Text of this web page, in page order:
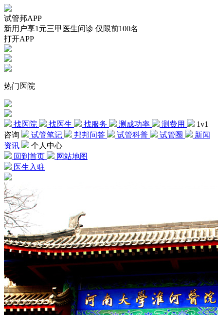
试管邦APP
新用户享1元三甲医生问诊 仅限前100名
打开APP
热门医院
找医院 找医生 找服务 测成功率 测费用
1v1
咨询
试管笔记 邦邦问答 试管科普 试管圈
新闻
资讯
个人中心
回到首页
网站地图
医生入驻